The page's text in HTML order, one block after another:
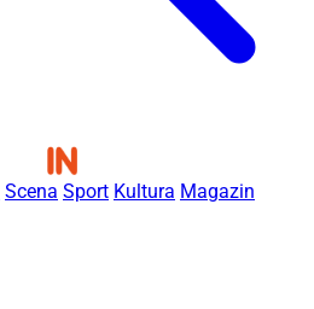
Scena Sport Kultura Magazin